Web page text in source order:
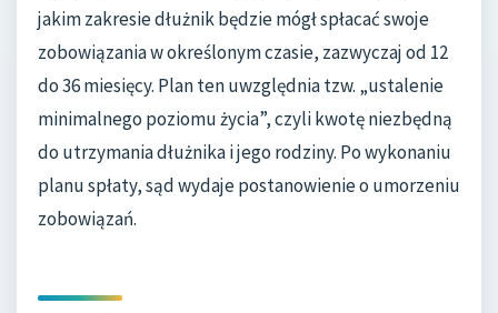
jakim zakresie dłużnik będzie mógł spłacać swoje
zobowiązania w określonym czasie, zazwyczaj od 12
do 36 miesięcy. Plan ten uwzględnia tzw. „ustalenie
minimalnego poziomu życia”, czyli kwotę niezbędną
do utrzymania dłużnika i jego rodziny. Po wykonaniu
planu spłaty, sąd wydaje postanowienie o umorzeniu
zobowiązań.